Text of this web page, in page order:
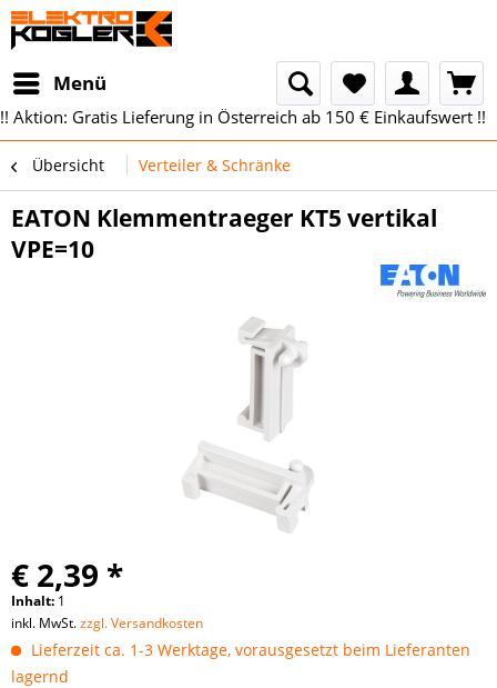
Menü
!! Aktion: Gratis Lieferung in Österreich ab 150 € Einkaufswert !!
Übersicht Verteiler & Schränke
EATON Klemmentraeger KT5 vertikal
VPE=10
€ 2,39 *
Inhalt: 1
inkl. MwSt.zzgl. Versandkosten
Lieferzeit ca. 1-3 Werktage, vorausgesetzt beim Lieferanten
lagernd